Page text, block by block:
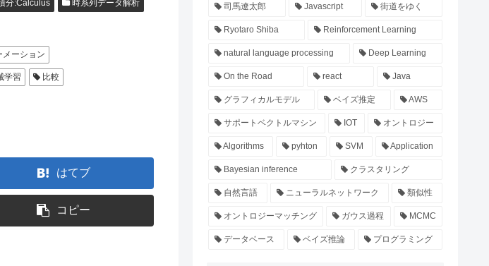
分:Calculus 時系列データ解析
メーション
学習 比較
はてブ
コピー
司馬遼太郎 Javascript 街道をゆく
Ryotaro Shiba Reinforcement Learning
natural language processing Deep Learning
On the Road react Java
グラフィカルモデル ベイズ推定 AWS
サポートベクトルマシン IOT オントロジー
Algorithms pyhton SVM Application
Bayesian inference クラスタリング
自然言語 ニューラルネットワーク 類似性
オントロジーマッチング ガウス過程 MCMC
データベース ベイズ推論 プログラミング